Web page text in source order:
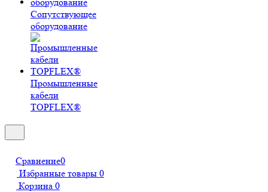
Сопутствующее
оборудование
Промышленные
кабели
TOPFLEX®
Сравнение0
Избранные товары 0
Корзина 0